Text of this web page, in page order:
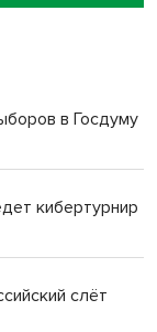
селе лошади
врачей
в топ-16
в Госдуму
кибертурнир
слёт